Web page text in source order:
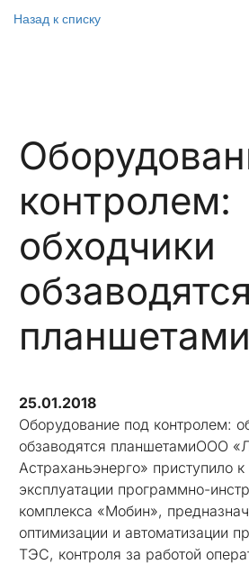
Назад к списку
контролем:
обходчики
обзаводятся
планшетами
25.01.2018
Оборудование под контролем:
обзаводятся планшетамиООО
Астраханьэнерго» приступило к
эксплуатации программно-
комплекса «Мобин»,
оптимизации и автоматизации
ТЭС, контроля за работой